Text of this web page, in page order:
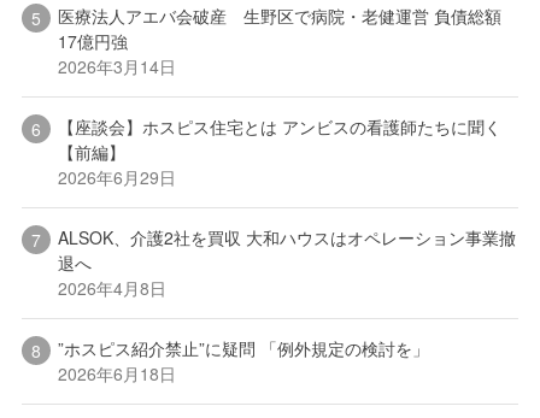
医療法人アエバ会破産 生野区で病院・老健運営 負債総額
17億円強
2026年3月14日
【座談会】ホスピス住宅とは アンビスの看護師たちに聞く
【前編】
2026年6月29日
ALSOK、介護2社を買収 大和ハウスはオペレーション事業撤
退へ
2026年4月8日
”ホスピス紹介禁止”に疑問 「例外規定の検討を」
2026年6月18日